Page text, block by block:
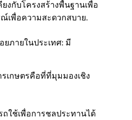
ยงกับโครงสร้างพื้นฐานเพื่อ
เพื่อความสะดวกสบาย.
ยภายในประเทศ: มี
รเกษตรคือที่ที่มุมมองเชิง
ใช้เพื่อการชลประทานได้